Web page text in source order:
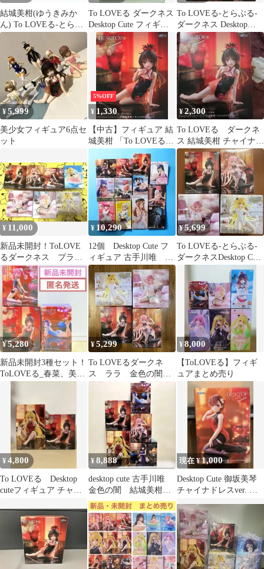
結城美柑(ゆうきみか
ん) To LOVEる-とらぶ
る-ダークネス Desktop
Cute フィギュア 結城美
柑〜チャイナドレス
ver.〜 プライズ
(451947500) タイトー
To LOVEる ダークネス
Desktop Cute フィギュ
ア 全9種セット
To LOVEる-とらぶる-
ダークネス Desktop
Cute フィギュア 結城美
柑 ～チャイナドレス
ver.～【未開封】
¥5,999
美少女フィギュア6点セ
ット
5%OFF
¥ 1,330
【中古】フィギュア 結
城美柑 「To LOVEる-
とらぶる-ダークネス」
Desktop Cute フィギュ
ア 結城美柑～チャイナ
ドレスver.～
¥2,300
To LOVEる ダークネ
ス 結城美柑 チャイナド
レスver.
¥ 11,000
新品未開封！ToLOVE
るダークネス プライ
ズフィギュア７個セッ
ト！
¥ 10,290
12個 Desktop Cute フ
ィギュア 古手川唯 フ
ィギュア まとめ売り
¥5,699
To LOVEる-とらぶる-
ダークネスDesktop Cute
¥5,280
新品未開封3種セット！
ToLOVEる_春菜、美
_03
¥5,299
To LOVEるダークネ
ス ララ 金色の闇
結城美柑 フィギュ
ア セット
¥8,000
【ToLOVEる】フィギ
ュアまとめ売り
¥4,800
To LOVEる Desktop
cuteフィギュア チャイ
¥8,888
desktop cute 古手川唯
金色の闇 結城美柑
ララ 西連寺春菜 5個
現在 ¥1,000
Desktop Cute 御坂美琴
チャイナドレスver. フ